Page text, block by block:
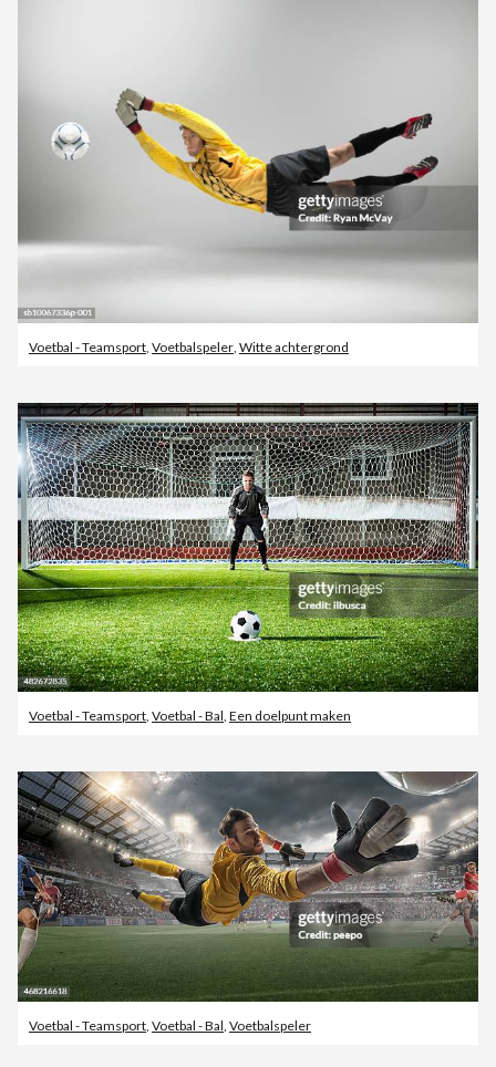
Voetbal - Teamsport, Voetbalspeler, Witte achtergrond
Voetbal - Teamsport, Voetbal - Bal, Een doelpunt maken
Voetbal - Teamsport, Voetbal - Bal, Voetbalspeler